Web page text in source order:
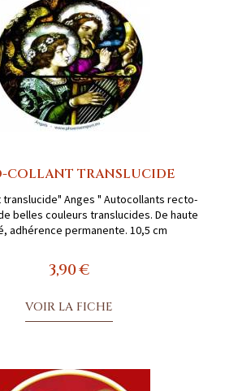
COLLANT TRANSLUCIDE
translucide" Anges " Autocollants recto-
belles couleurs translucides. De haute
adhérence permanente. 10,5 cm
3,90 €
VOIR LA FICHE